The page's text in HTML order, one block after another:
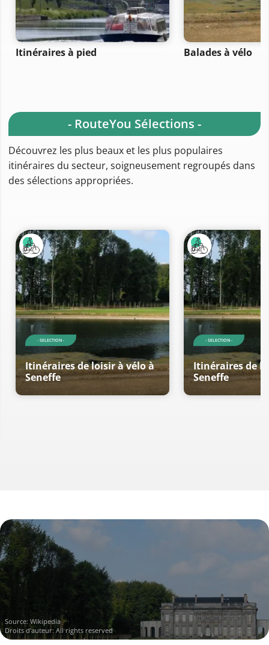
Itinéraires à pied Balades à vélo
- RouteYou Sélections -
Découvrez les plus beaux et les plus populaires
itinéraires du secteur, soigneusement regroupés dans
des sélections appropriées.
- SELECTION -
Itinéraires de loisir à vélo à
Seneffe
- SELECTION -
Itinéraires de
Seneffe
Source:Wikipedia
Droits d'auteur: All rights reserved